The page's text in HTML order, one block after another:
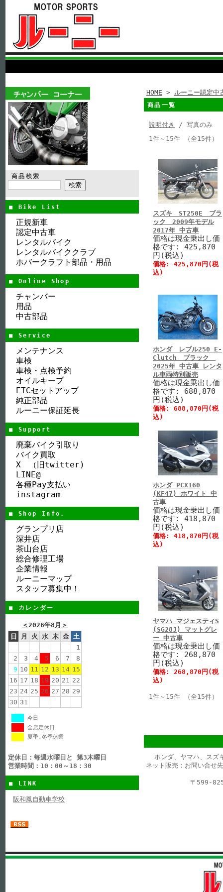
商品検索
■ Bike List
正規新車
認定中古車
レンタルバイク
レンタルバイククラブ
ホバークラフト部品・用品
■ Online Shop
チャンバー
用品
中古部品
■ Service
メンテナンス
車検
車検・点検予約
オイルキープ
ETCセットアップ
純正部品
ルーニー保証延長
■ Support
廃棄バイク引取り
バイク買取
X （旧twitter)
LINE@
各種Pay支払い
instagram
■ Shop Info.
グランプリ店
深井店
茶山台店
総合修理工場
企業情報
ルーニーマップ
スタッフ募集中！
■ カレンダー
＜2026年8月 ＞
日
月 火 水 木 金 土
1
2
3 4 5 6 7
8
9 10 11 12 13 14 15
16 17 18 19 20 21 22
23 24 25 26 27 28 29
30 31
今日
全店定休日
夏季.冬季休業
定休日：毎週水曜日と 第3木曜日
営業時間：10：00～18：30
■ LINK
阪和鳳自動車学校
HOME > ルーニー認定中
商品一覧
説明付き
/ 写真のみ
1件～15件 （全15件）
スズキ ST250E ブラ
ック 2009年モデル
2017年 中古車
価格は現金乗出し価
格です: 425,870
円(税込)
価格: 425,870円(税
込)
ホンダ レブル250 E-
Clutch ブラック
2025年 中古車 レンタ
ル車両特別販売
価格は現金乗出し価
格です: 688,870
円(税込)
価格: 688,870円(税
込)
ホンダ PCX160
(KF47) ホワイト 中
古車
価格は現金乗出し価
格です: 418,870
円(税込)
価格: 418,870円(税
込)
ヤマハ マジェスティS
(SG28J) マットグレ
ー 中古車
価格は現金乗出し価
格です: 268,870
円(税込)
価格: 268,870円(税
込)
1件～15件 （全15件）
ホンダ、ヤマハ、スズ
ネット販売：お問い合せ
〒599-